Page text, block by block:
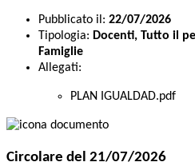
Pubblicato il: 22/07/2026
Tipologia: Docenti, Tutto il
Famiglie
Allegati:
PLAN IGUALDAD.pdf
Circolare del 21/07/2026